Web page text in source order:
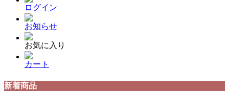
ログイン
お知らせ
お気に入り
カート
新着商品